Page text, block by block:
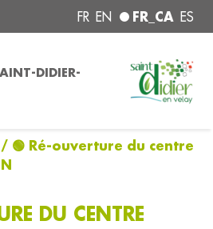
FR EN FR_CA ES
DIDIER-
/ 🟢 Ré-ouverture du centre
DU CENTRE